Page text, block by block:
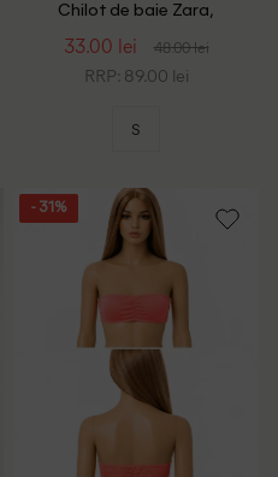
Chilot de baie Zara,
33.00 lei 48.00 lei
RRP: 89.00 lei
S
- 31%